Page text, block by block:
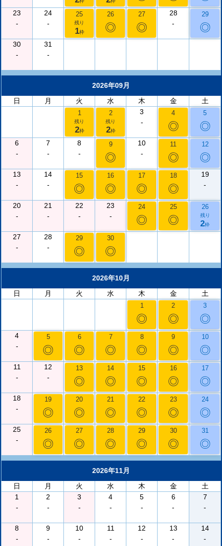
23
-
24
-
25
残り
1枠
26
◎
27
◎
28
-
29
◎
30
-
31
-
2026年09月
日
月 火 水 木 金 土
1
残り
2枠
2
残り
2枠
3
-
4
◎
5
◎
6
-
7
-
8
-
9
◎
10
-
11
◎
12
◎
13
-
14
-
15
◎
16
◎
17
◎
18
◎
19
-
20
-
21
-
22
-
23
-
24
◎
25
◎
26
残り
2枠
27
-
28
-
29
◎
30
◎
2026年10月
日
月 火 水 木 金 土
1
◎
2
◎
3
◎
4
-
5
◎
6
◎
7
◎
8
◎
9
◎
10
◎
11
-
12
-
13
◎
14
◎
15
◎
16
◎
17
◎
18
-
19
◎
20
◎
21
◎
22
◎
23
◎
24
◎
25
-
26
◎
27
◎
28
◎
29
◎
30
◎
31
◎
2026年11月
日
月 火 水 木 金
土
1
-
2
-
3
-
4
-
5
-
6
-
7
-
8
-
9
-
10
-
11
-
12
-
13
-
14
-